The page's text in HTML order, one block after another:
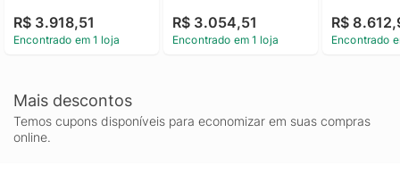
Ethernet Duplex ADF
Bivolt - Branco/Preto
R$ 3.918,51
Encontrado em 1 loja
Colorida USB Wi-Fi
Ethernet Bivolt Branco
R$ 3.054,51
Encontrado em 1 loja
Fax ADF
- Preto
R$
Encontrado
Mais descontos
Temos cupons disponíveis para economizar em suas compras
online.